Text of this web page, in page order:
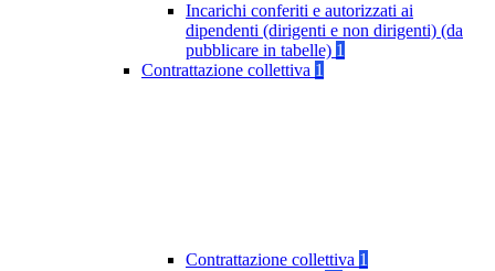
Incarichi conferiti e autorizzati ai
dipendenti (dirigenti e non dirigenti) (da
pubblicare in tabelle) 1
Contrattazione collettiva 1
Contrattazione collettiva 1